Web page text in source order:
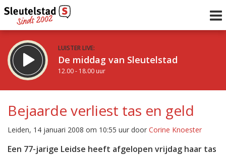
LUISTER LIVE:
De middag van Sleutelstad
12.00 - 18.00 uur
De vrijdagavond met Keanu
18.00 - 19.00 uur
Vorig uur
Volgend uur
Inklappen
Bejaarde verliest tas en geld
Leiden, 14 januari 2008 om 10:55 uur door Corine Knoester
Een 77-jarige Leidse heeft afgelopen vrijdag haar tas